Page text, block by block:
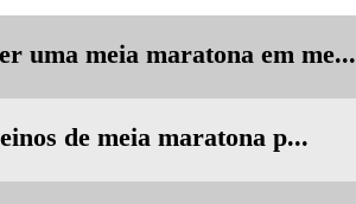
uma meia maratona em me...
de meia maratona p...